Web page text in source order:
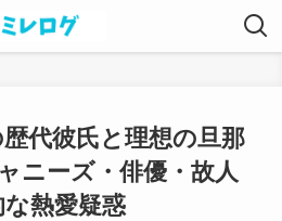
代彼氏と理想の旦那
ニーズ・俳優・故人
熱愛疑惑